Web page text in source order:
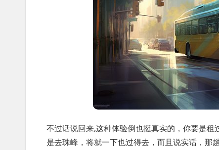
不过话说回来,这种体验倒也挺真实的，你要是
是去珠峰，将就一下也过得去，而且说实话，那